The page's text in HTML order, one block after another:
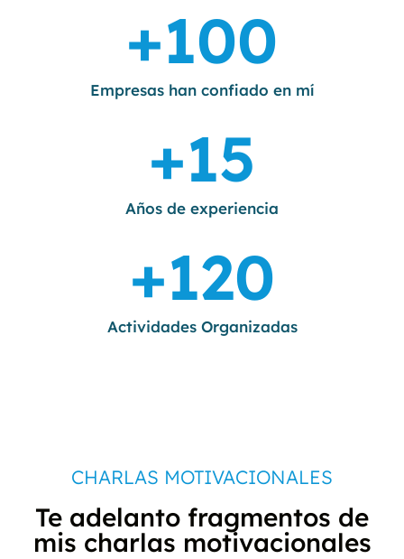
Empresas han confiado en mí
+100
Años de experiencia
+15
Actividades Organizadas
+120
CHARLAS MOTIVACIONALES
Te adelanto fragmentos de
mis charlas motivacionales